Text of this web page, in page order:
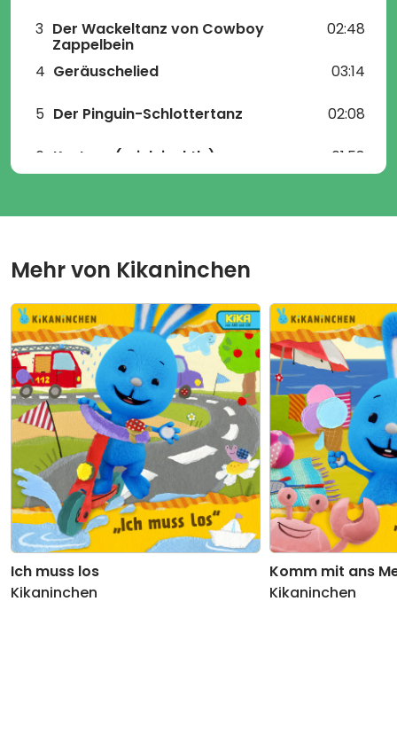
3 Der Wackeltanz von Cowboy
Zappelbein
02:48
4 Geräuschelied 03:14
5 Der Pinguin-Schlottertanz 02:08
6 Kratzen (mich juckt's) 01:58
9 Klatsch Stampf Schnips
10 Hans im Glück 02:57
11 Dibedibedob-Stopp 03:04
12 Traurig sein dürfen 02:48
13 Indianertanz 02:12
14Die Eins (ist meine Lieblingszahl) 01:44
15 Mein Geburtstagslied 03:13
16 Tschüs KiKANiNCHEN 01:32
Mehr von Kikaninchen
Ich muss los
Kikaninchen
Komm mit ans
Kikaninchen